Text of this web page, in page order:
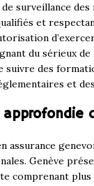
surveillance
et
du sérieux
suivre des
et
assurance
Genève
comprenant